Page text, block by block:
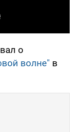
о
волне" в